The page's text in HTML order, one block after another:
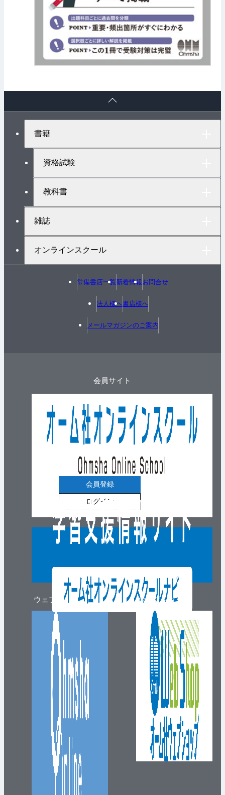
書籍
資格試験
教科書
雑誌
オンラインスクール
常備書店一覧新着情報お問合せ
法人様へ書店様へ
メールマガジンのご案内
ウェブマガジン
会員サイト
会員登録
ログイン
ウェブショップ